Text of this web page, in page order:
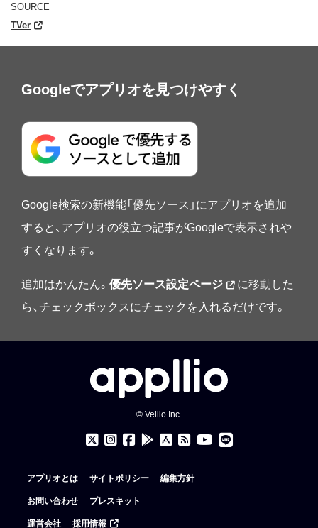
SOURCE
TVer
Googleでアプリオを見つけやすく
Google検索の新機能「優先ソース」にアプリオを追加
すると、アプリオの役立つ記事がGoogleで表示されや
すくなります。
追加はかんたん。 優先ソース設定ページ
に移動した
ら、チェックボックスにチェックを入れるだけです。
© Vellio Inc.
アプリオとは サイトポリシー 編集方針
お問い合わせ プレスキット
運営会社 採用情報